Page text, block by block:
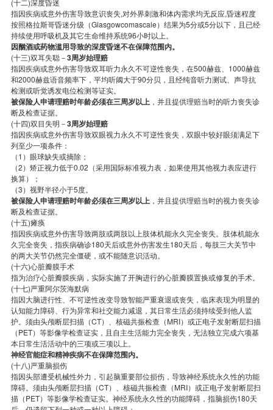
指因疾病或意外伤害导致意识丧失,对外界刺激和体内需求均无反应,昏迷程度
按照格拉斯哥昏迷分级（Glasgowcomascale）结果为5分或5分以下，且已经
持续使用呼吸机及其它生命维持系统96小时以上。
因酗酒或药物滥用导致的深度昏迷不在保障范围内。
(十三)双耳失聪－3周岁始理赔
指因疾病或意外伤害导致双耳听力永久不可逆性丧失，在500赫兹、1000赫兹
和2000赫兹语音频率下，平均听阈大于90分贝，且经纯音听力测试、声导抗
检测或听觉诱发电位检测等证实。
被保险人申请理赔时年龄必须在三周岁以上 ，并且提供理赔当时的听力丧失诊
断及检查证据。
(十四)双目失明－3周岁始理赔
指因疾病或意外伤害导致双眼视力永久不可逆性丧失，双眼中较好眼须满足下
列至少一项条件：
（1）眼球缺失或摘除；
（2）矫正视力低于0.02（采用国际标准视力表，如果使用其他视力表应进行
换算）；
（3）视野半径小于5度。
被保险人申请理赔时年龄必须在三周岁以上 ，并且提供理赔当时的视力丧失诊
断及检查证据。
(十五)瘫痪
指因疾病或意外伤害导致两肢或两肢以上肢体机能永久完全丧失。肢体机能永
久完全丧失，指疾病确诊180天后或意外伤害发生180天后，每肢三大关节中
的两大关节仍然完全僵硬，或不能随意识活动。
(十六)心脏瓣膜手术
指为治疗心脏瓣膜疾病，实际实施了开胸进行的心脏瓣膜置换或修复的手术。
(十七)严重阿尔茨海默病
指因大脑进行性、不可逆性改变导致智能严重衰退或丧失，临床表现为明显的
认知能力障碍、行为异常和社交能力减退，其日常生活必须持续受到他人监
护。须由头颅断层扫描（CT）、核磁共振检查（MRI）或正电子发射断层扫描
（PET）等影像学检查证实，且自主生活能力完全丧失，无法独立完成六项基
本日常生活活动中的三项或三项以上。
神经官能症和精神疾病不在保障范围内。
(十八)严重脑损伤
指因头部遭受机械性外力，引起脑重要部位损伤，导致神经系统永久性的功能
障碍。须由头颅断层扫描（CT）、核磁共振检查（MRI）或正电子发射断层扫
描（PET）等影像学检查证实。神经系统永久性的功能障碍，指脑损伤180天